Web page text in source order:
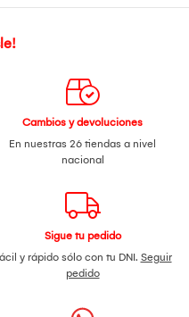
Cambios y devoluciones
En nuestras 26 tiendas a nivel
nacional
Sigue tu pedido
y rápido sólo con tu DNI. Seguir
pedido